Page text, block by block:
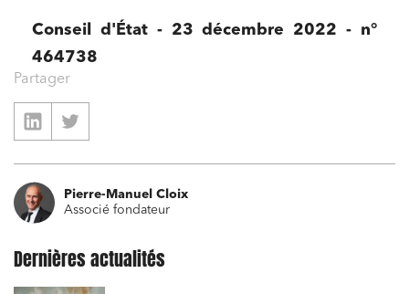
Conseil d'État - 23 décembre 2022 - n°
464738
Partager
Pierre-Manuel Cloix
Associé fondateur
Dernières actualités
Associations et acteurs de l’économie sociale et